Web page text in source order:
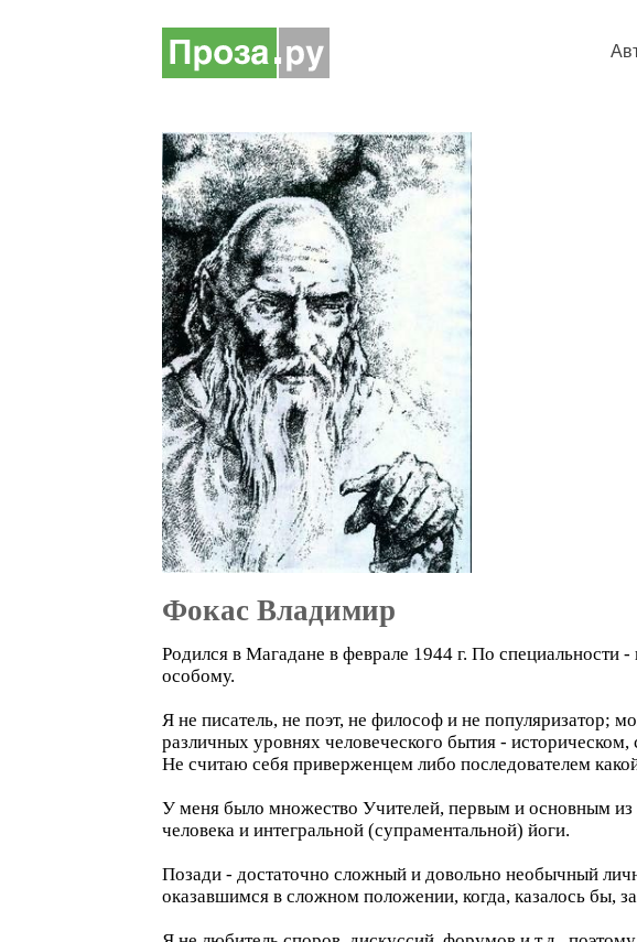
Фокас Владимир
Родился в Магадане в феврале 1944 г. По специальности
особому.
Я не писатель, не поэт, не философ и не популяризатор;
различных уровнях человеческого бытия -
Не считаю себя приверженцем либо последователем
У меня было множество Учителей, первым и основным
человека и интегральной (супраментальной) йоги.
Позади - достаточно сложный и довольно необычный
оказавшимся в сложном положении, когда, казалось бы,